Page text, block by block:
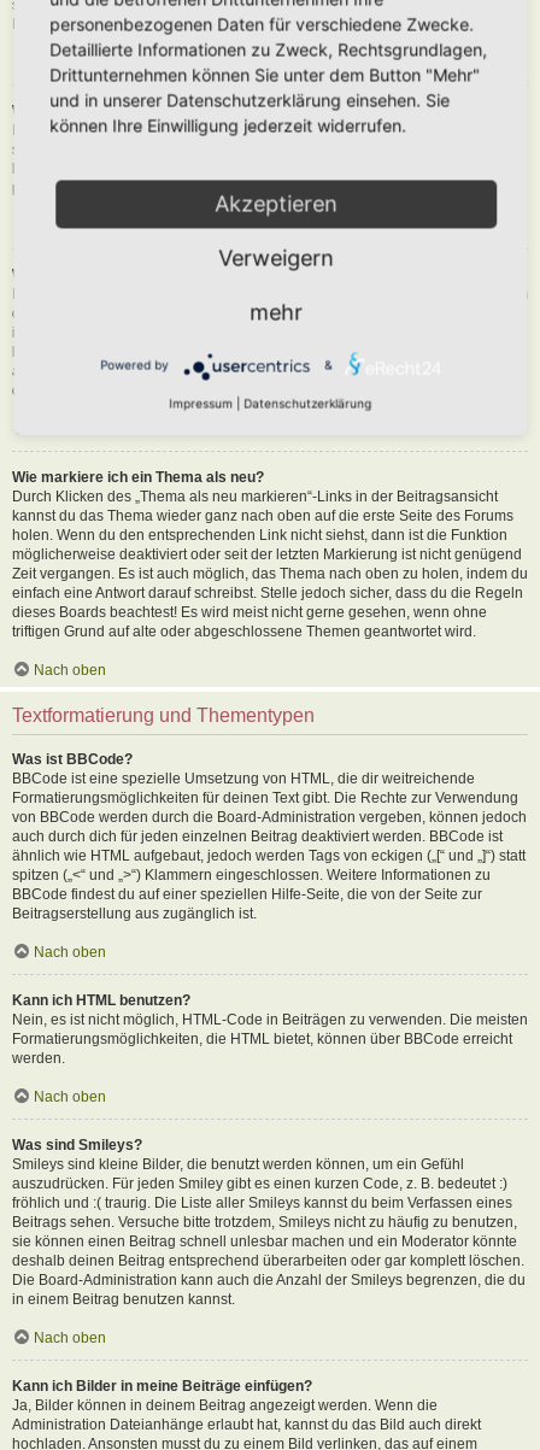
siehst du eine Schaltfläche in der Nähe des Beitrags, um diesen zu melden.
Du wirst dann durch die weiteren Schritte geführt.
Nach oben
Was bewirkt die „Speichern“-Schaltfläche beim Schreiben eines Beitrags?
Hiermit kannst du die geschriebene Entwürfe speichern und zu einem
späteren Zeitpunkt vervollständigen und absenden. Den gesicherten Beitrag
kannst du mit der Funktion „Gespeicherte Entwürfe verwalten“ in deinem
persönlichen Bereich erneut laden.
Nach oben
Warum muss mein Beitrag erst freigegeben werden?
Die Board-Administration kann entschieden haben, dass in dem Forum, in dem
du einen Beitrag erstellt hast, die Beiträge zuerst geprüft werden müssen. Es
ist auch möglich, dass die Administration dich zu einer Gruppe von Benutzern
hinzugefügt hat, bei denen sie die Beiträge erst begutachten möchte, bevor sie
auf der Seite sichtbar werden. Bitte kontaktiere die Board-Administration, wenn
du weitere Informationen dazu benötigst.
Wie markiere ich ein Thema als neu?
Durch Klicken des „Thema als neu markieren“-Links in der Beitragsansicht
kannst du das Thema wieder ganz nach oben auf die erste Seite des Forums
holen. Wenn du den entsprechenden Link nicht siehst, dann ist die Funktion
möglicherweise deaktiviert oder seit der letzten Markierung ist nicht genügend
Zeit vergangen. Es ist auch möglich, das Thema nach oben zu holen, indem du
einfach eine Antwort darauf schreibst. Stelle jedoch sicher, dass du die Regeln
dieses Boards beachtest! Es wird meist nicht gerne gesehen, wenn ohne
triftigen Grund auf alte oder abgeschlossene Themen geantwortet wird.
Nach oben
Textformatierung und Thementypen
Was ist BBCode?
BBCode ist eine spezielle Umsetzung von HTML, die dir weitreichende
Formatierungsmöglichkeiten für deinen Text gibt. Die Rechte zur Verwendung
von BBCode werden durch die Board-Administration vergeben, können jedoch
auch durch dich für jeden einzelnen Beitrag deaktiviert werden. BBCode ist
ähnlich wie HTML aufgebaut, jedoch werden Tags von eckigen („[“ und „]“) statt
spitzen („<“ und „>“) Klammern eingeschlossen. Weitere Informationen zu
BBCode findest du auf einer speziellen Hilfe-Seite, die von der Seite zur
Beitragserstellung aus zugänglich ist.
Nach oben
Kann ich HTML benutzen?
Nein, es ist nicht möglich, HTML-Code in Beiträgen zu verwenden. Die meisten
Formatierungsmöglichkeiten, die HTML bietet, können über BBCode erreicht
werden.
Nach oben
Was sind Smileys?
Smileys sind kleine Bilder, die benutzt werden können, um ein Gefühl
auszudrücken. Für jeden Smiley gibt es einen kurzen Code, z. B. bedeutet :)
fröhlich und :( traurig. Die Liste aller Smileys kannst du beim Verfassen eines
Beitrags sehen. Versuche bitte trotzdem, Smileys nicht zu häufig zu benutzen,
sie können einen Beitrag schnell unlesbar machen und ein Moderator könnte
deshalb deinen Beitrag entsprechend überarbeiten oder gar komplett löschen.
Die Board-Administration kann auch die Anzahl der Smileys begrenzen, die du
in einem Beitrag benutzen kannst.
Nach oben
Kann ich Bilder in meine Beiträge einfügen?
Ja, Bilder können in deinem Beitrag angezeigt werden. Wenn die
Administration Dateianhänge erlaubt hat, kannst du das Bild auch direkt
hochladen. Ansonsten musst du zu einem Bild verlinken, das auf einem
personenbezogenen Daten für verschiedene Zwecke.
Detaillierte Informationen zu Zweck, Rechtsgrundlagen,
Drittunternehmen können Sie unter dem Button "Mehr"
und in unserer Datenschutzerklärung einsehen. Sie
können Ihre Einwilligung jederzeit widerrufen.
Akzeptieren
Verweigern
mehr
Powered by &
Impressum Datenschutzerklärung